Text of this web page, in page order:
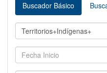
Buscador Básico